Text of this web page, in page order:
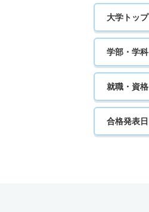
大学トップ
学部・学科
就職・資格
合格発表日